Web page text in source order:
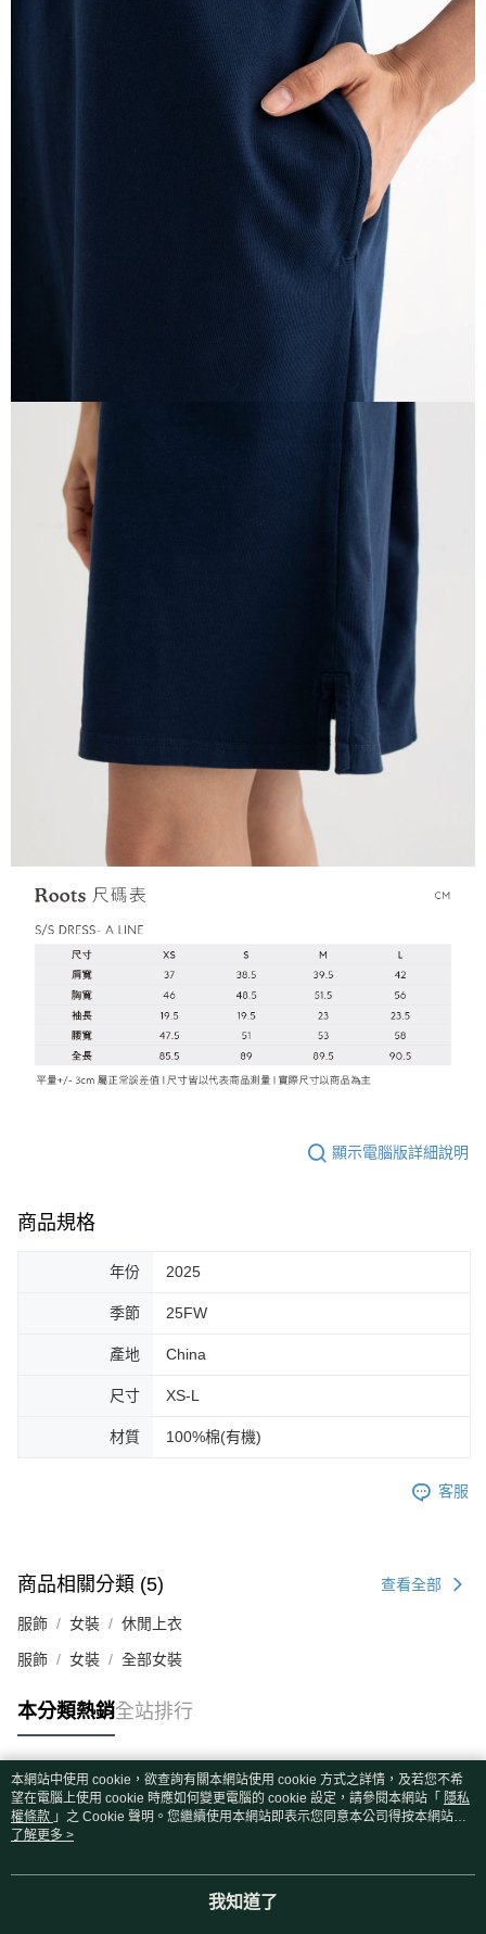
顯示電腦版詳細說明
商品規格
年份 2025
季節 25FW
產地 China
尺寸 XS-L
材質 100%棉(有機)
客服
商品相關分類 (5) 查看全部
服飾 女裝 休閒上衣
服飾 女裝 全部女裝
本分類熱銷全站排行
熱門標籤
本網站中使用 cookie，欲查詢有關本網站使用 cookie 方式之詳情，及若您不希
望在電腦上使用 cookie 時應如何變更電腦的 cookie 設定，請參閱本網站「 隱私
權條款 」之 Cookie 聲明。您繼續使用本網站即表示您同意本公司得按本網站使
用條款之 Cookie 聲明使用 cookie。
了解更多 >
我知道了